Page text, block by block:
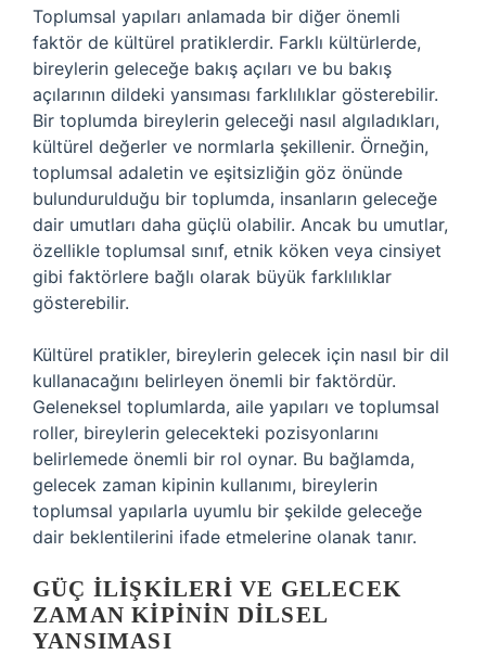
Toplumsal yapıları anlamada bir diğer önemli
faktör de kültürel pratiklerdir. Farklı kültürlerde,
bireylerin geleceğe bakış açıları ve bu bakış
açılarının dildeki yansıması farklılıklar gösterebilir.
Bir toplumda bireylerin geleceği nasıl algıladıkları,
kültürel değerler ve normlarla şekillenir. Örneğin,
toplumsal adaletin ve eşitsizliğin göz önünde
bulundurulduğu bir toplumda, insanların geleceğe
dair umutları daha güçlü olabilir. Ancak bu umutlar,
özellikle toplumsal sınıf, etnik köken veya cinsiyet
gibi faktörlere bağlı olarak büyük farklılıklar
gösterebilir.
Kültürel pratikler, bireylerin gelecek için nasıl bir dil
kullanacağını belirleyen önemli bir faktördür.
Geleneksel toplumlarda, aile yapıları ve toplumsal
roller, bireylerin gelecekteki pozisyonlarını
belirlemede önemli bir rol oynar. Bu bağlamda,
gelecek zaman kipinin kullanımı, bireylerin
toplumsal yapılarla uyumlu bir şekilde geleceğe
dair beklentilerini ifade etmelerine olanak tanır.
GÜÇ İLIŞKILERI VE GELECEK
ZAMAN KIPININ DILSEL
YANSIMASI